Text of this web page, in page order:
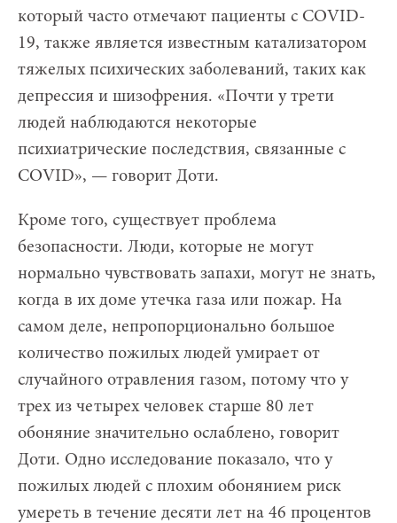
который часто отмечают пациенты с COVID-
19, также является известным катализатором
тяжелых психических заболеваний, таких как
депрессия и шизофрения. «Почти у трети
людей наблюдаются некоторые
психиатрические последствия, связанные с
COVID», — говорит Доти.
Кроме того, существует проблема
безопасности. Люди, которые не могут
нормально чувствовать запахи, могут не знать,
когда в их доме утечка газа или пожар. На
самом деле, непропорционально большое
количество пожилых людей умирает от
случайного отравления газом, потому что у
трех из четырех человек старше 80 лет
обоняние значительно ослаблено, говорит
Доти. Одно исследование показало, что у
пожилых людей с плохим обонянием риск
умереть в течение десяти лет на 46 процентов